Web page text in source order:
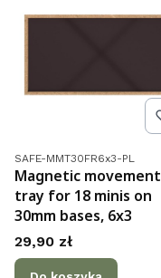
Kod produktu
SAFE-MMT30FR6x3-PL
Magnetic movement
tray for 18 minis on
30mm bases, 6x3
Cena
29,90 zł